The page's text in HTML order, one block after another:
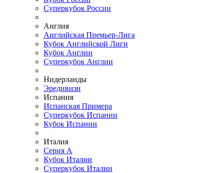
Суперкубок России
Англия
Английская Премьер-Лига
Кубок Английской Лиги
Кубок Англии
Суперкубок Англии
Нидерланды
Эредивизи
Испания
Испанская Примера
Суперкубок Испании
Кубок Испании
Италия
Серия А
Кубок Италии
Суперкубок Италии